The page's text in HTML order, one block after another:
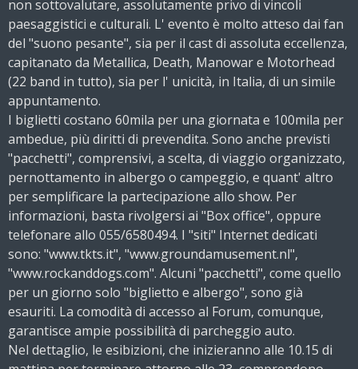
non sottovalutare, assolutamente privo di vincoli
paesaggistici e culturali. L' evento è molto atteso dai fan
del "suono pesante", sia per il cast di assoluta eccellenza,
capitanato da Metallica, Death, Manowar e Motorhead
(22 band in tutto), sia per l' unicità, in Italia, di un simile
appuntamento.
I biglietti costano 60mila per una giornata e 100mila per
ambedue, più diritti di prevendita. Sono anche previsti
"pacchetti", comprensivi, a scelta, di viaggio organizzato,
pernottamento in albergo o campeggio, e quant' altro
per semplificare la partecipazione allo show. Per
informazioni, basta rivolgersi ai "Box office", oppure
telefonare allo 055/6580494. I "siti" Internet dedicati
sono: "www.tkts.it", "www.groundamusement.nl",
"www.rockanddogs.com". Alcuni "pacchetti", come quello
per un giorno solo "biglietto e albergo", sono già
esauriti. La comodità di accesso al Forum, comunque,
garantisce ampie possibilità di parcheggio auto.
Nel dettaglio, le esibizioni, che inizieranno alle 10.15 di